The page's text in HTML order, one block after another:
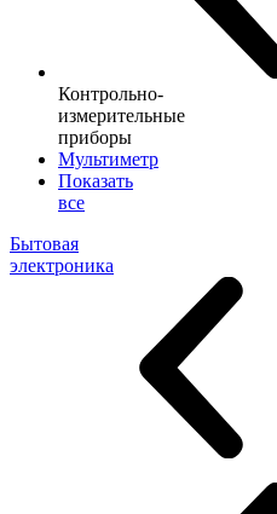
Контрольно-
измерительные
приборы
Мультиметр
Показать
все
Бытовая
электроника